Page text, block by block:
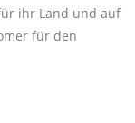
ihr Land und auf
für den